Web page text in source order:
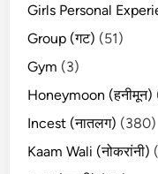
Girls Personal
Group (गट) (51)
Gym (3)
Honeymoon (हनीमून)
Incest (नातलग) (380)
Kaam Wali (नोकरांनी)